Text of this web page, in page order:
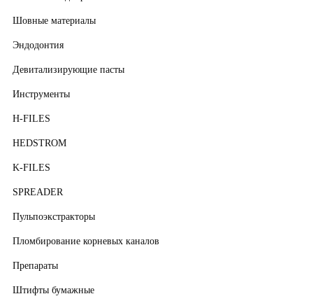
Шовные материалы
Эндодонтия
Девитализирующие пасты
Инструменты
H-FILES
HEDSTROM
K-FILES
SPREADER
Пульпоэкстракторы
Пломбирование корневых каналов
Препараты
Штифты бумажные